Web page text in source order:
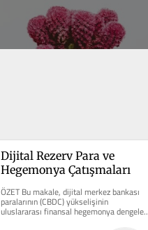
Dijital Rezerv Para ve
Hegemonya Çatışmaları
ÖZET Bu makale, dijital merkez bankası
paralarının (CBDC) yükselişinin
uluslararası finansal hegemonya dengeleri
üzerindeki dönüştürücü…